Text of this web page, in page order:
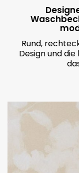
Rund,
Design und